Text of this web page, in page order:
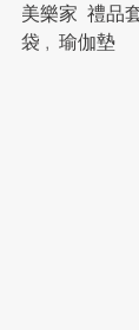
美樂家  禮品
袋 ,  瑜伽墊